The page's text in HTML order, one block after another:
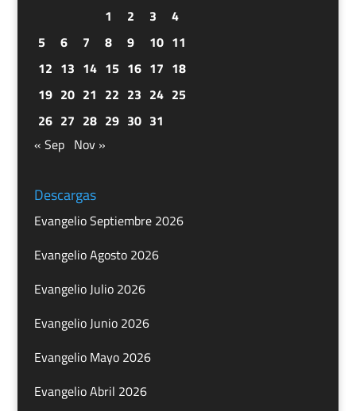
1
2 3
4
5
6 7 8 9 10 11
12 13 14 15 16 17 18
19 20 21 22 23 24 25
26 27 28 29 30 31
« Sep Nov »
Descargas
Evangelio Septiembre 2026
Evangelio Agosto 2026
Evangelio Julio 2026
Evangelio Junio 2026
Evangelio Mayo 2026
Evangelio Abril 2026